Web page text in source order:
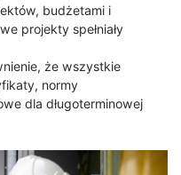
budżetami i
projekty spełniały
że wszystkie
normy
dla długoterminowej